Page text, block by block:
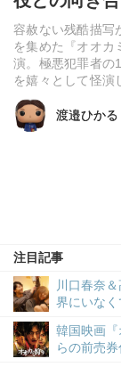
容赦ない残酷描写
を集めた『オオカ
演。極悪犯罪者の
を嬉々として怪演
渡邉ひかる
渡邉ひかる
注目記事
川口春奈
界にいな
韓国映画
らの前売